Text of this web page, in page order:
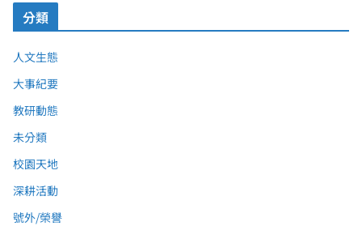
分類
人文生態
大事紀要
教研動態
未分類
校園天地
深耕活動
號外/榮譽